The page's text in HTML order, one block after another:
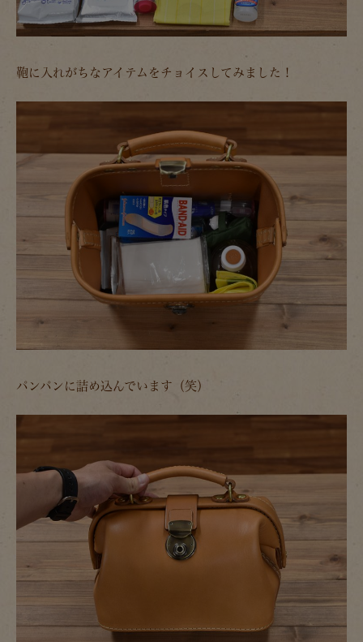
鞄に入れがちなアイテムをチョイスしてみました！
パンパンに詰め込んでいます（笑）